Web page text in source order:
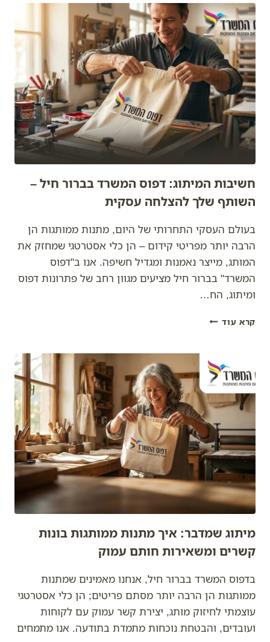
איך
דפוס
המשרד
הופך
רעיונות
למתנות
בלתי
נשכחות
חשיבות המיתוג: דפוס המשרד בברור חיל –
השותף שלך להצלחה עסקית
בעולם העסקי התחרותי של היום, מתנות ממותגות הן
הרבה יותר מפריטי קידום – הן כלי אסטרטגי שמחזק את
המותג, מייצר נאמנות ומגדיל חשיפה. אנו ב"דפוס
המשרד" בברור חיל מציעים מגוון רחב של פתרונות דפוס
ומיתוג, הח…
קרא עודחשיבות
המשרד
בברור
חיל
–
השותף
שלך
להצלחה
עסקית
מיתוג שמדבר: איך מתנות ממותגות בונות
קשרים ומשאירות חותם עמוק
בדפוס המשרד בברור חיל, אנחנו מאמינים שמתנות
ממותגות הן הרבה יותר מסתם פריטים; הן כלי אסטרטגי
עוצמתי לחיזוק מותג, יצירת קשר עמוק עם לקוחות
ועובדים, והבטחת נוכחות מתמדת בתודעה. אנו מתמחים